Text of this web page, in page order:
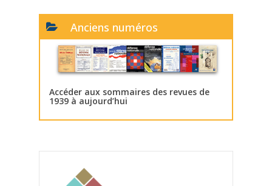
Anciens numéros
Accéder aux sommaires des revues de
1939 à aujourd’hui